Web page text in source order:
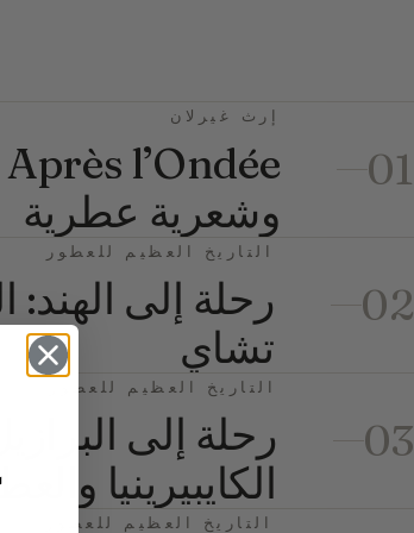
01
إرث غيرلان
وشعرية عطرية
02
التاريخ العظيم للعطور
رحلة إلى الهند:
تشاي
03
التاريخ العظيم للعطور
رحلة إلى
الكايبيرينيا
التاريخ العظيم للعطور